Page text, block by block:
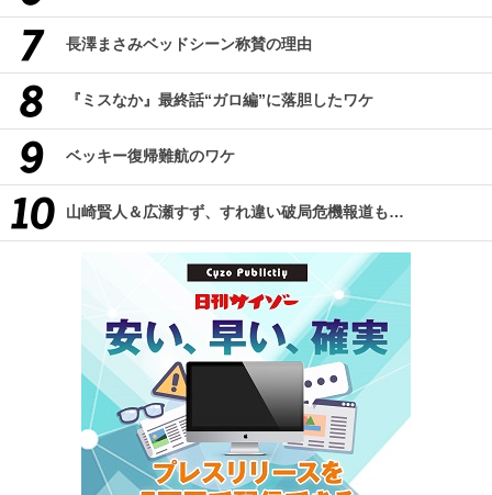
長澤まさみベッドシーン称賛の理由
『ミスなか』最終話“ガロ編”に落胆したワケ
ベッキー復帰難航のワケ
山崎賢人＆広瀬すず、すれ違い破局危機報道も…